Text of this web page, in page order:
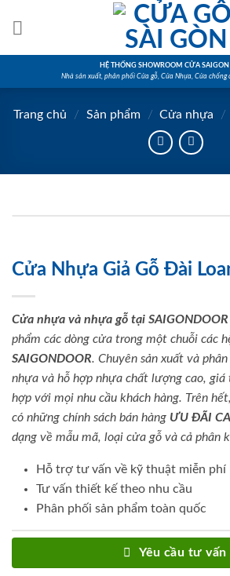
HỆ THỐNG SHOWROOM CỬA
Nhà sản xuất, phân phối Cửa gỗ, Cửa Nhựa, Cửa chống
Trang chủ / Sản phẩm / Cửa nhựa /
Cửa Nhựa Giả Gỗ Đài
Cửa nhựa và nhựa gỗ tại SAIGONDOOR
phẩm các dòng cửa trong một chuỗi các
SAIGONDOOR. Chuyên sản xuất và
nhựa và hỗ hợp nhựa chất lượng cao, giá
hợp với mọi nhu cầu khách hàng. Trên hết,
có những chính sách bán hàng ƯU ĐÃI
dạng về mẫu mã, loại cửa gỗ và cả phân
Hỗ trợ tư vấn về kỹ thuật miễn phí
Tư vấn thiết kế theo nhu cầu
Phân phối sản phẩm toàn quốc
Yêu cầu tư vấn